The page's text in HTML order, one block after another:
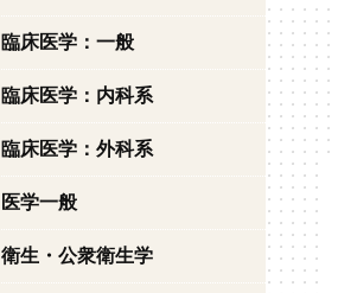
臨床医学：一般
臨床医学：内科系
臨床医学：外科系
医学一般
衛生・公衆衛生学